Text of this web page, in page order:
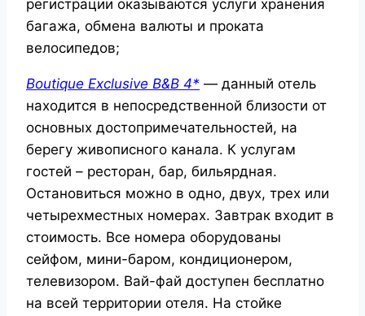
регистрации оказываются услуги хранения
багажа, обмена валюты и проката
велосипедов;
Boutique Exclusive B&B 4* — данный отель
находится в непосредственной близости от
основных достопримечательностей, на
берегу живописного канала. К услугам
гостей – ресторан, бар, бильярдная.
Остановиться можно в одно, двух, трех или
четырехместных номерах. Завтрак входит в
стоимость. Все номера оборудованы
сейфом, мини-баром, кондиционером,
телевизором. Вай-фай доступен бесплатно
на всей территории отеля. На стойке